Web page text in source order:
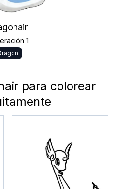
1
para colorear